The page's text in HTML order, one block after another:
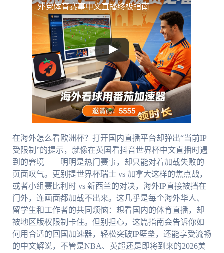
外党体育赛事中文直播终极指南
在海外怎么看欧洲杯？打开国内直播平台却弹出“当前IP
受限制”的提示，就像在英国看抖音世界杯中文直播时遇
到的窘境——明明是热门赛事，却只能对着加载失败的
页面叹气。更别提世界杯瑞士 vs 加拿大这样的焦点战，
或者小组赛比利时 vs 新西兰的对决，海外IP直接被挡在
门外，连画面都加载不出来。这几乎是每个海外华人、
留学生和工作者的共同烦恼：想看国内的体育直播，却
被地区版权限制卡住。但别担心，这篇指南会告诉你如
何用合适的回国加速器，轻松突破IP壁垒，还能享受流畅
的中文解说，不管是NBA、英超还是即将到来的2026美